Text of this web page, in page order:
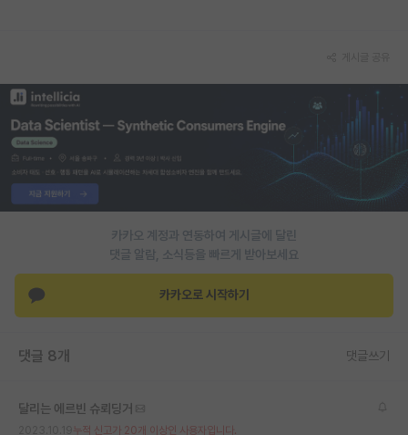
카카오 계정과 연동하여 게시글에 달린
댓글 알람, 소식등을 빠르게 받아보세요
카카오로 시작하기
댓글 8개 댓글쓰기
달리는 에르빈 슈뢰딩거
누적 신고가 20개 이상인 사용자입니다.